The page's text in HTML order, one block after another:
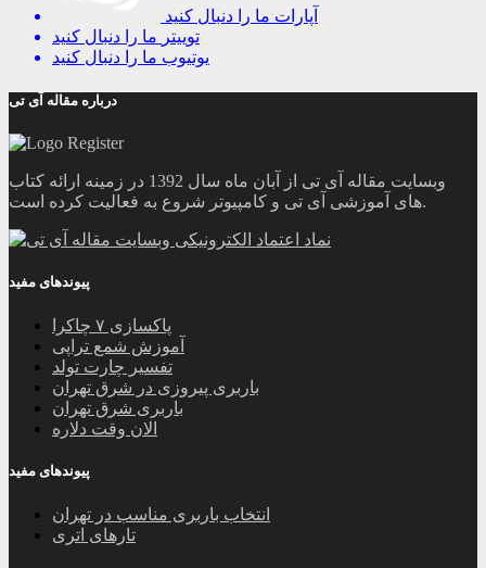
آپارات ما را دنبال کنید
توییتر ما را دنبال کنید
یوتیوب ما را دنبال کنید
درباره مقاله آی تی
وبسایت مقاله آی تی از آبان ماه سال 1392 در زمینه ارائه کتاب
های آموزشی آی تی و کامپیوتر شروع به فعالیت کرده است.
پیوندهای مفید
پاکسازی ۷ چاکرا
آموزش شمع تراپی
تفسیر چارت تولد
باربری پیروزی در شرق تهران
باربری شرق تهران
الان وقت دلاره
پیوندهای مفید
انتخاب باربری مناسب در تهران
تارهای اتری